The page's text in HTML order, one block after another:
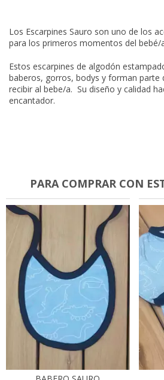
Los Escarpines Sauro son uno de los
para los primeros momentos del bebé/
Estos escarpines de algodón
baberos, gorros, bodys y forman parte
recibir al bebe/a. Su diseño y calidad
encantador.
PARA COMPRAR CON